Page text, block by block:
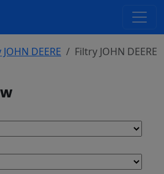
DEERE Filtry JOHN DEERE